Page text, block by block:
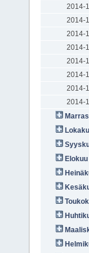
2014-
2014-
2014-
2014-
2014-
2014-
2014-
2014-